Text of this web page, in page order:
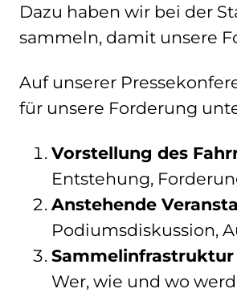
Dazu haben wir bei der
sammeln, damit unsere
Auf unserer
für unsere Forderung
Vorstellung des
Entstehung,
Anstehende
Podiumsdiskussion,
Sammelinfrastruktur
Wer, wie und wo